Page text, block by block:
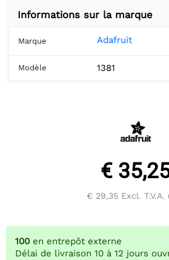
Informations sur la marque
Marque Adafruit
Modèle 1381
€
€ 29,35 Excl. T.V.A.
100 en entrepôt externe
Délai de livraison 10 à 12 jours